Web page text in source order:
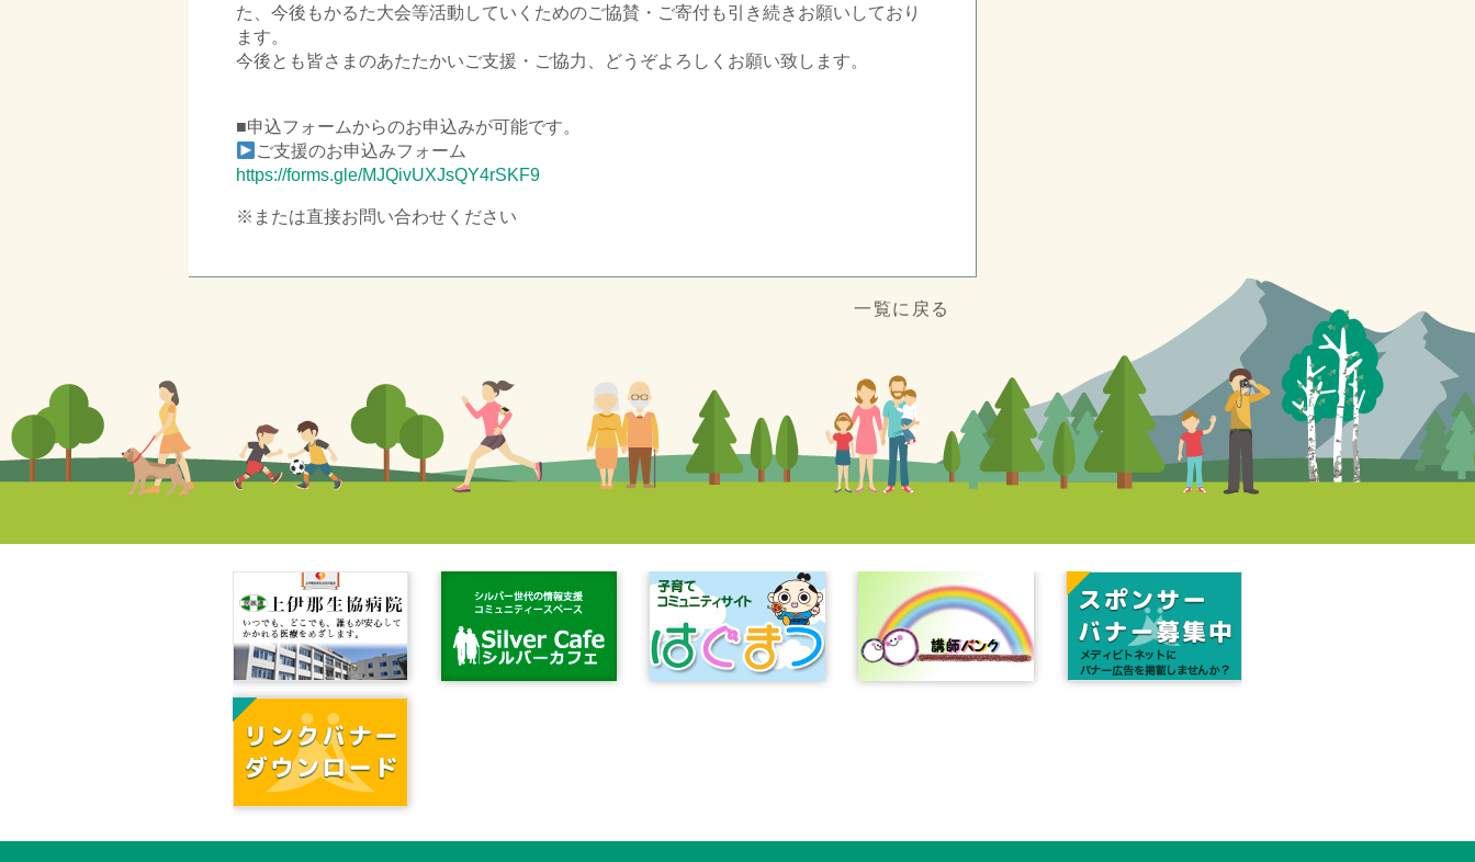
た、今後もかるた大会等活動していくためのご協賛・ご寄付も引き続きお願いしており
ます。
今後とも皆さまのあたたかいご支援・ご協力、どうぞよろしくお願い致します。
■申込フォームからのお申込みが可能です。
ご支援のお申込みフォーム
https://forms.gle/MJQivUXJsQY4rSKF9
※または直接お問い合わせください
一覧に戻る